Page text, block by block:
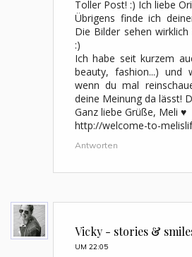
Toller Post! :) Ich liebe
Übrigens finde ich
Die Bilder sehen
:)
Ich habe seit kurzem
beauty, fashion...) und
wenn du mal
deine Meinung da lässt!
Ganz liebe Grüße, Meli ♥
http://welcome-to-
Antworten
Vicky - stories &
UM 22:05